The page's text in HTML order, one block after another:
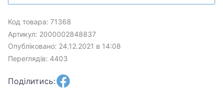
Код товара: 71368
Артикул: 2000002848837
Опубліковано: 24.12.2021 в 14:08
Переглядів: 4403
Поділитись: